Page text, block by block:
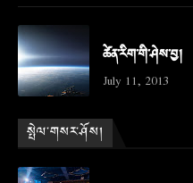
ཚེན་རིག་གི་ཤེས་བྱ།
July 11, 2013
སྤེལ་གསར་ཤོས།